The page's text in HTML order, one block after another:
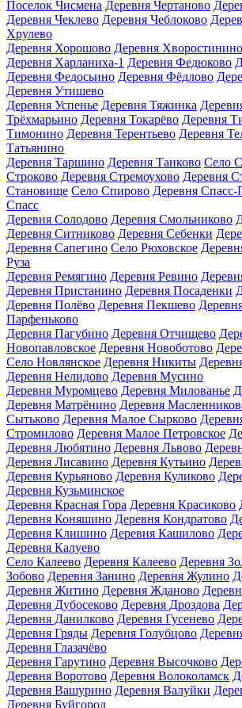
Поселок Чисмена Деревня Чертаново
Деревня Чеклево Деревня Чеблоково
Хрулево
Деревня Хорошово Деревня Хворостинино
Деревня Харланиха-1 Деревня Федюково
Деревня Федосьино Деревня Фёдлово
Деревня Утишево
Деревня Успенье Деревня Тяжинка
Трёхмарьино Деревня Токарёво Деревня
Тимонино Деревня Терентьево Деревня
Татьянино
Деревня Таршино Деревня Танково Село
Строково Деревня Стремоухово Деревня
Становище Село Спирово Деревня
Спасс
Деревня Солодово Деревня Смольниково
Деревня Ситниково Деревня Себенки
Деревня Сапегино Село Рюховское
Руза
Деревня Ремягино Деревня Ревино
Деревня Пристанино Деревня Посаденки
Деревня Полёво Деревня Пекшево
Парфеньково
Деревня Пагубино Деревня Отчищево
Новопавловское Деревня Новоботово
Село Новлянское Деревня Никиты
Деревня Нелидово Деревня Мусино
Деревня Муромцево Деревня Милованье
Деревня Матрёнино Деревня
Сытьково Деревня Малое Сырково
Стромилово Деревня Малое Петровское
Деревня Любятино Деревня Львово
Деревня Лисавино Деревня Кутьино
Деревня Курьяново Деревня Куликово
Деревня Кузьминское
Деревня Красная Гора Деревня Красиково
Деревня Коняшино Деревня Кондратово
Деревня Клишино Деревня Кашилово
Деревня Калуево
Село Калеево Деревня Калеево Деревня
Зобово Деревня Занино Деревня Жулино
Деревня Житино Деревня Жданово
Деревня Дубосеково Деревня Дроздова
Деревня Данилково Деревня Гусенево
Деревня Гряды Деревня Голубцово
Деревня Глазачёво
Деревня Гарутино Деревня Высочково
Деревня Воротово Деревня Волоколамск
Деревня Вашурино Деревня Валуйки
Деревня Буйгород